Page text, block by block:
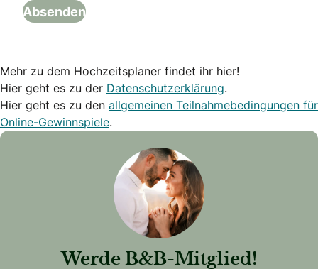
Mehr zu dem Hochzeitsplaner findet ihr hier!
Hier geht es zu der Datenschutzerklärung.
Hier geht es zu den allgemeinen Teilnahmebedingungen für
Online-Gewinnspiele.
Werde B&B-Mitglied!